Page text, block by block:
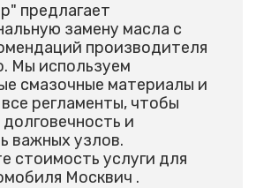
предлагает
замену масла с
производителя
Мы используем
смазочные материалы и
регламенты, чтобы
и
важных узлов.
стоимость услуги для
Москвич .